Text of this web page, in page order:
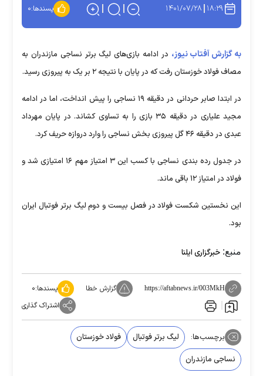
۱۸:۲۹ ۱۴۰۱/۰۷/۲۸ پسندها:۰
به گزارش آفتاب نیوز، در ادامه بازی‌های لیگ برتر نساجی مازندران به
مصاف فولاد خوزستان رفت که در پایان با نتیجه ۲ بر یک به پیروزی رسید.
در ابتدا صابر حردانی در دقیقه ۱۹ نساجی را پیش انداخت، اما در ادامه
مجید علیاری در دقیقه ۳۵ بازی را به تساوی کشاند. در پایان مهرداد
عبدی در دقیقه ۴۶ گل پیروزی بخش نساجی را وارد دروازه حریف کرد.
در جدول رده بندی نساجی با کسب این ۳ امتیاز مهم ۱۶ امتیازی شد و
فولاد در امتیاز ۱۲ باقی ماند.
این نخستین شکست فولاد در فصل بیست و دوم لیگ برتر فوتبال ایران
بود.
منبع: خبرگزاری ایلنا
https://aftabnews.ir/003MkH گزارش خطا پسندها:۰
اشتراک گذاری
برچسب‌ها: لیگ برتر فوتبال
فولاد خوزستان
نساجی مازندران